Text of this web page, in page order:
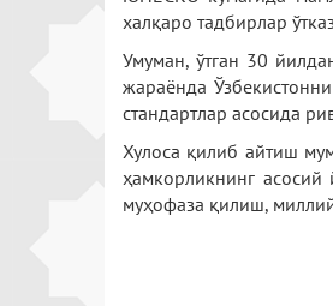
халқаро тадбирлар
Умуман, ўтган 30
жараёнда
стандартлар асосида
Хулоса қилиб айтиш
ҳамкорликнинг
муҳофаза қилиш,